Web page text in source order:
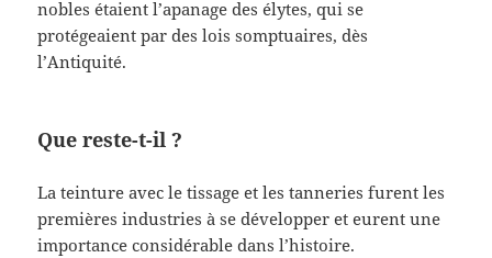
nobles étaient l’apanage des élytes, qui se
protégeaient par des lois somptuaires, dès
l’Antiquité.
Que reste-t-il ?
La teinture avec le tissage et les tanneries furent les
premières industries à se développer et eurent une
importance considérable dans l’histoire.